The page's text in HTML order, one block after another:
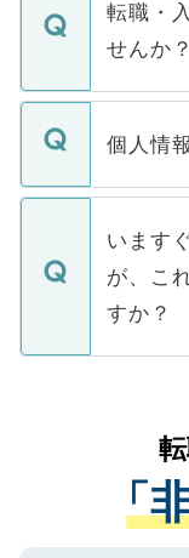
うち約3
けない「
下記の理
ません。
■応募殺
関を公に
に、医療
みを人材
ています。
転職・
せんか？
転職・入
ん。また
定を承諾
の辞退の
個人情
個人情報
で、ご安
などで収
ご本人の
支援を目
ているす
は、個人
管理基準
る、プラ
います
が、こ
すか？
かがいし
経験をま
させてい
ない方に
「